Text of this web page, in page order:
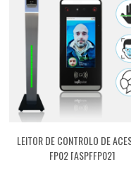
LEITOR DE CONTROLO DE
FP02 [ASPFFP02]